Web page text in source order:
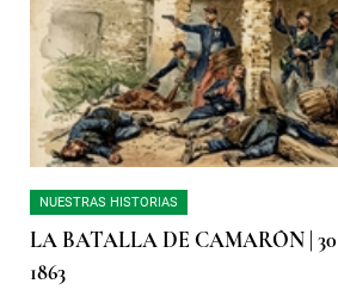
NUESTRAS HISTORIAS
LA BATALLA DE CAMARÓN |
1863